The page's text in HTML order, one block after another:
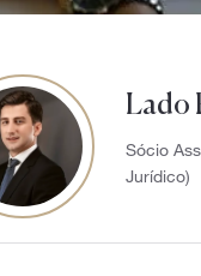
Lado
Sócio
Jurídico)